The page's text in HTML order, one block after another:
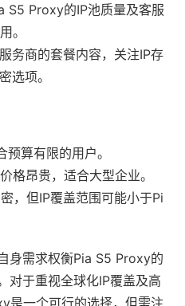
S5 Proxy的IP池质量及客服
。
务商的套餐内容，关注IP存
选项。
预算有限的用户。
格昂贵，适合大型企业。
，但IP覆盖范围可能小于Pi
身需求权衡Pia S5 Proxy的
对于重视全球化IP覆盖及高
是一个可行的选择，但需注